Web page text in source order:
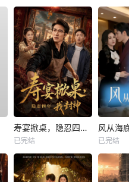
寿宴掀桌，隐忍四年我封神
已完结
风从海
已完结